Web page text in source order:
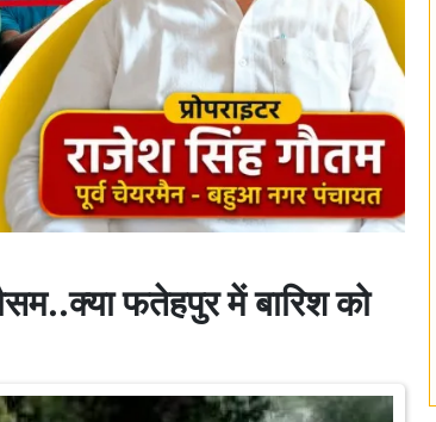
फतेहपुर में बारिश को